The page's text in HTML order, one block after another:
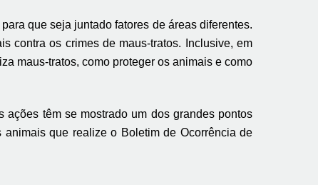
que seja juntado fatores de áreas diferentes.
contra os crimes de maus-tratos. Inclusive, em
maus-tratos, como proteger os animais e como
têm se mostrado um dos grandes pontos
animaisque realize o Boletim de Ocorrência de